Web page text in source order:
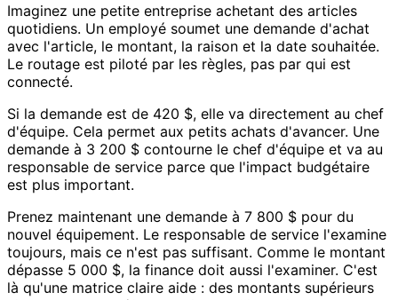
Imaginez une petite entreprise achetant des articles
quotidiens. Un employé soumet une demande d'achat
avec l'article, le montant, la raison et la date souhaitée.
Le routage est piloté par les règles, pas par qui est
connecté.
Si la demande est de 420 $, elle va directement au chef
d'équipe. Cela permet aux petits achats d'avancer. Une
demande à 3 200 $ contourne le chef d'équipe et va au
responsable de service parce que l'impact budgétaire
est plus important.
Prenez maintenant une demande à 7 800 $ pour du
nouvel équipement. Le responsable de service l'examine
toujours, mais ce n'est pas suffisant. Comme le montant
dépasse 5 000 $, la finance doit aussi l'examiner. C'est
là qu'une matrice claire aide : des montants supérieurs